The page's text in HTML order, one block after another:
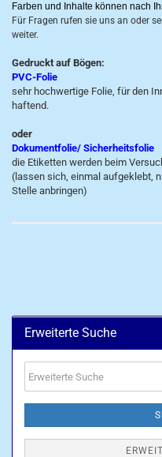
Farben und Inhalte können nach
Für Fragen rufen sie uns an oder
weiter.
Gedruckt auf Bögen:
PVC-Folie
sehr hochwertige Folie, für den
haftend.
oder
Dokumentfolie/ Sicherheitsfolie
die Etiketten werden beim
(lassen sich, einmal aufgeklebt,
Stelle anbringen)
Erweiterte Suche
Suche